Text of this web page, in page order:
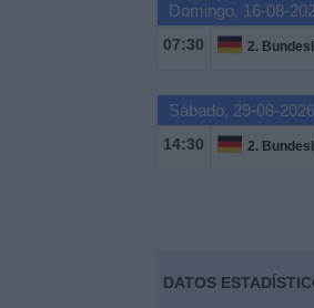
Domingo, 16-08-
07:30 2.
Sábado, 29-08-2026
14:30 2.
DATOS